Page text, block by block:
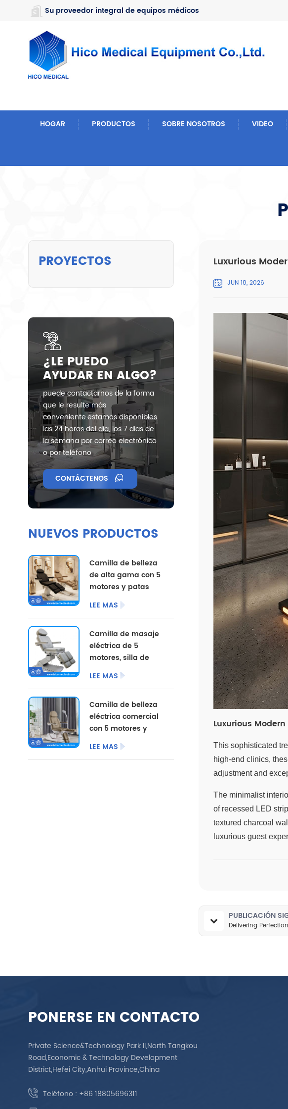
https://www.microsoft.com/en-us/microsoft-teams/log-in
Su proveedor integral de equipos médicos
HOGAR PRODUCTOS SOBRE NOSOTROS VIDEO
Luxurious
JUN 18, 2026
Luxurious
This sophisticated
high-end clinics,
adjustment and
The minimalist
of recessed LED
textured charcoal
luxurious guest
PUBLICACIÓN
Delivering
PROYECTOS
¿LE PUEDO
AYUDAR EN ALGO?
puede contactarnos de la forma
que le resulte más
conveniente.estamos disponibles
las 24 horas del día, los 7 días de
la semana por correo electrónico
o por teléfono
CONTÁCTENOS
NUEVOS PRODUCTOS
Camilla de belleza
de alta gama con 5
motores y patas
divididas, con
opciones de color
LEE MAS
Camilla de masaje
eléctrica de 5
motores, silla de
pedicura
cosmética,
salón, camilla de
belleza eléctrica
para centro de
podología.
LEE MAS
Camilla de belleza
eléctrica comercial
con 5 motores y
patas divididas.
LEE MAS
PONERSE EN CONTACTO
Private Science&Technology Park II,North Tangkou
Road,Economic & Technology Development
District,Hefei City,Anhui Province,China
Teléfono : +86 18805696311